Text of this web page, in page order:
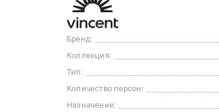
Бренд:
Коллекция:
Тип:
Количество персон:
Назначение: